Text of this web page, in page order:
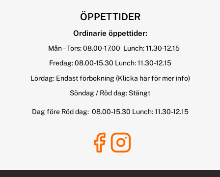
ÖPPETTIDER
Ordinarie öppettider:
Mån – Tors: 08.00-17.00 Lunch: 11.30-12.15
Fredag: 08.00-15.30 Lunch: 11.30-12.15
Lördag: Endast förbokning (Klicka här för mer info)
Söndag / Röd dag: Stängt
Dag före Röd dag: 08.00-15.30 Lunch: 11.30-12.15